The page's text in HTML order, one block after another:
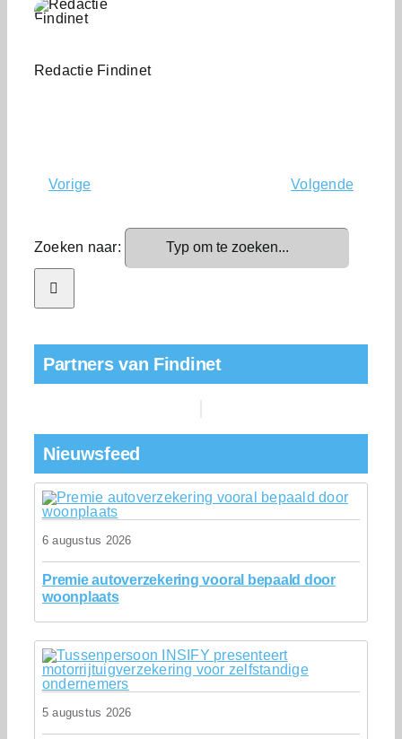
Redactie Findinet
Vorige Volgende
Zoeken naar:
Partners van Findinet
Nieuwsfeed
6 augustus 2026
Premie autoverzekering vooral bepaald door
woonplaats
5 augustus 2026